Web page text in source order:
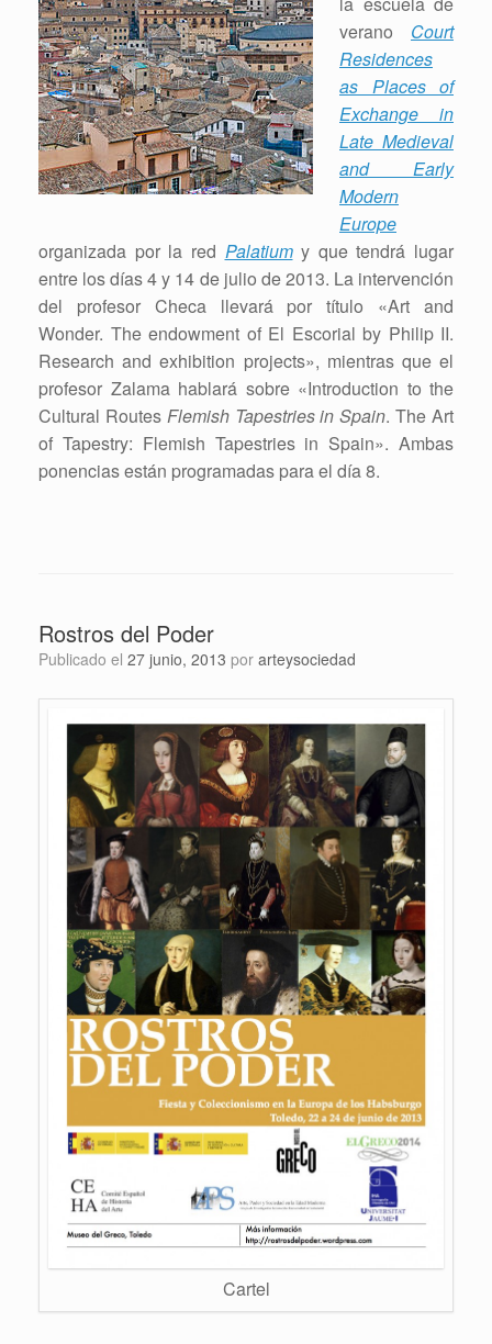
verano Court
Residences
as Places of
Exchange in
Late Medieval
and Early
Modern
Europe
organizada por la red Palatiumy que tendrá lugar
entre los días 4 y 14 de julio de 2013. La intervención
del profesor Checa llevará por título «Art and
Wonder. The endowment of El Escorial by Philip II.
Research and exhibition projects», mientras que el
profesor Zalama hablará sobre «Introduction to the
Cultural Routes Flemish Tapestries in Spain. The Art
of Tapestry: Flemish Tapestries in Spain». Ambas
ponencias están programadas para el día 8.
Rostros del Poder
Publicado el 27 junio, 2013 por arteysociedad
Cartel